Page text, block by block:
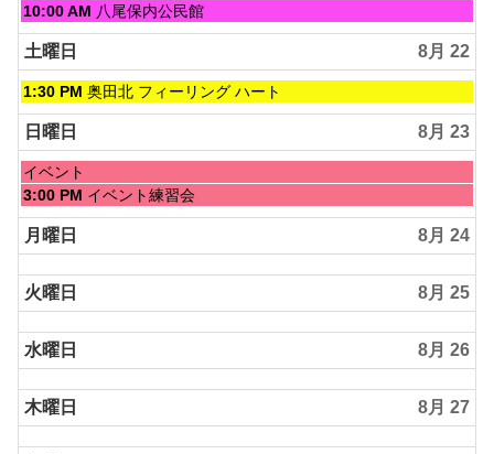
金
曜
日,
8
月
2026
10:00 AM 八尾保内公民館
土曜日 8月 22
土
曜
日,
8
月
22nd
2026
1:30 PM 奥田北 フィーリング ハート
日曜日 8月 23
日
曜
日,
8
月
2026
イベント
日
曜
日,
8
月
23rd
2026
3:00 PM イベント練習会
月曜日 8月 24
火曜日 8月 25
水曜日 8月 26
木曜日 8月 27